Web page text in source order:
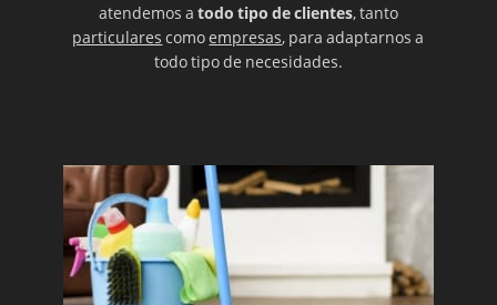
atendemos a todo tipo de clientes, tanto
particulares comoempresas, para adaptarnos a
todo tipo de necesidades.